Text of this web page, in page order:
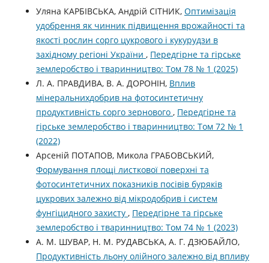
Уляна КАРБІВСЬКА, Андрій СІТНИК, Оптимізація
удобрення як чинник підвищення врожайності та
якості рослин сорго цукрового і кукурудзи в
західному регіоні України , Передгірне та гірське
землеробство і тваринництво: Том 78 № 1 (2025)
Л. А. ПРАВДИВА, В. А. ДОРОНІН, Вплив
мінеральнихдобрив на фотосинтетичну
продуктивність сорго зернового , Передгірне та
гірське землеробство і тваринництво: Том 72 № 1
(2022)
Арсеній ПОТАПОВ, Микола ГРАБОВСЬКИЙ,
Формування площі листкової поверхні та
фотосинтетичних показників посівів буряків
цукрових залежно від мікродобрив і систем
фунгіцидного захисту , Передгірне та гірське
землеробство і тваринництво: Том 74 № 1 (2023)
А. М. ШУВАР, Н. М. РУДАВСЬКА, А. Г. ДЗЮБАЙЛО,
Продуктивність льону олійного залежно від впливу